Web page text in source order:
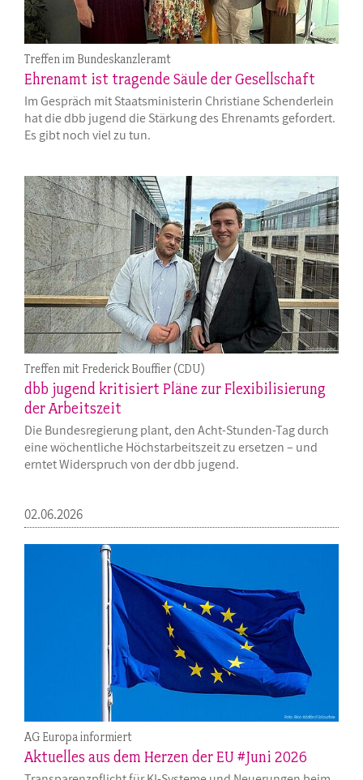
Treffen im Bundeskanzleramt
Ehrenamt ist tragende Säule der Gesellschaft
Im Gespräch mit Staatsministerin Christiane Schenderlein
hat die dbb jugend die Stärkung des Ehrenamts gefordert.
Es gibt noch viel zu tun.
Treffen mit Frederick Bouffier (CDU)
dbb jugend kritisiert Pläne zur Flexibilisierung
der Arbeitszeit
Die Bundesregierung plant, den Acht-Stunden-Tag durch
eine wöchentliche Höchstarbeitszeit zu ersetzen – und
erntet Widerspruch von der dbb jugend.
02.06.2026
AG Europa informiert
Aktuelles aus dem Herzen der EU #Juni 2026